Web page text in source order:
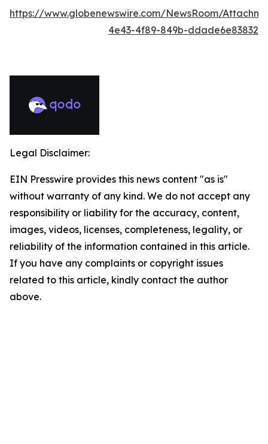
https://www.globenewswire.com/NewsRoom/
4e43-4f89-849b-ddade6e83832
Legal Disclaimer:
EIN Presswire provides this news content "as is"
without warranty of any kind. We do not accept any
responsibility or liability for the accuracy, content,
images, videos, licenses, completeness, legality, or
reliability of the information contained in this article.
If you have any complaints or copyright issues
related to this article, kindly contact the author
above.